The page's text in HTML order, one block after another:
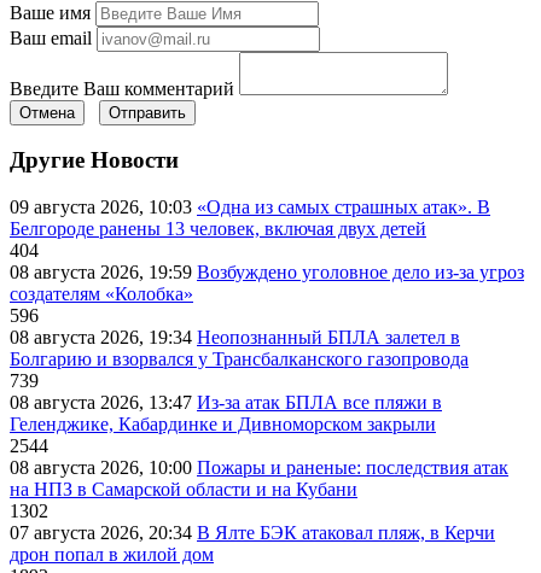
Ваше имя
Ваш email
Введите Ваш комментарий
Отмена Отправить
Другие Новости
09 августа 2026, 10:03 «Одна из самых страшных атак». В
Белгороде ранены 13 человек, включая двух детей
404
08 августа 2026, 19:59 Возбуждено уголовное дело из-за угроз
создателям «Колобка»
596
08 августа 2026, 19:34 Неопознанный БПЛА залетел в
Болгарию и взорвался у Трансбалканского газопровода
739
08 августа 2026, 13:47 Из-за атак БПЛА все пляжи в
Геленджике, Кабардинке и Дивноморском закрыли
2544
08 августа 2026, 10:00 Пожары и раненые: последствия атак
на НПЗ в Самарской области и на Кубани
1302
07 августа 2026, 20:34 В Ялте БЭК атаковал пляж, в Керчи
дрон попал в жилой дом